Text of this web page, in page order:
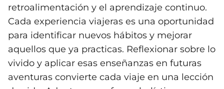
retroalimentación y el aprendizaje continuo.
Cada experiencia viajeras es una oportunidad
para identificar nuevos hábitos y mejorar
aquellos que ya practicas. Reflexionar sobre lo
vivido y aplicar esas enseñanzas en futuras
aventuras convierte cada viaje en una lección